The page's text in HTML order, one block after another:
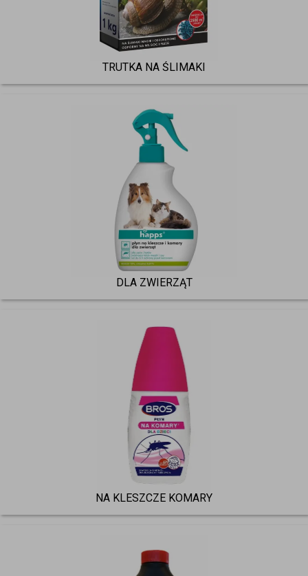
TRUTKA NA ŚLIMAKI
DLA ZWIERZĄT
NA KLESZCZE KOMARY